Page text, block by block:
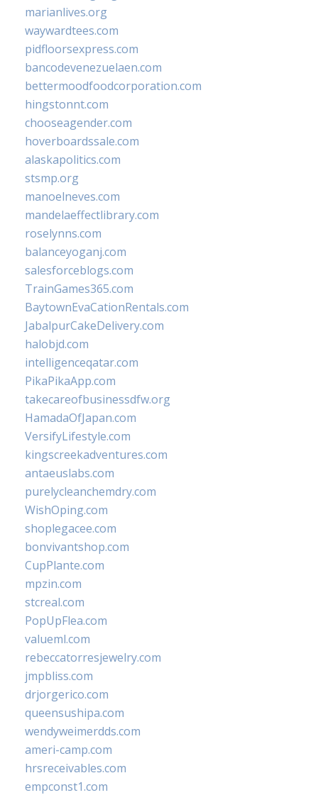
marianlives.org
waywardtees.com
pidfloorsexpress.com
bancodevenezuelaen.com
bettermoodfoodcorporation.com
hingstonnt.com
chooseagender.com
hoverboardssale.com
alaskapolitics.com
stsmp.org
manoelneves.com
mandelaeffectlibrary.com
roselynns.com
balanceyoganj.com
salesforceblogs.com
TrainGames365.com
BaytownEvaCationRentals.com
JabalpurCakeDelivery.com
halobjd.com
intelligenceqatar.com
PikaPikaApp.com
takecareofbusinessdfw.org
HamadaOfJapan.com
VersifyLifestyle.com
kingscreekadventures.com
antaeuslabs.com
purelycleanchemdry.com
WishOping.com
shoplegacee.com
bonvivantshop.com
CupPlante.com
mpzin.com
stcreal.com
PopUpFlea.com
valueml.com
rebeccatorresjewelry.com
jmpbliss.com
drjorgerico.com
queensushipa.com
wendyweimerdds.com
ameri-camp.com
hrsreceivables.com
empconst1.com